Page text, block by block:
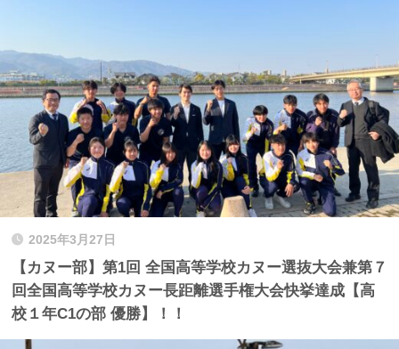
2025年3月27日
【カヌー部】第1回 全国高等学校カヌー選抜大会兼第７
回全国高等学校カヌー長距離選手権大会快挙達成【高
校１年C1の部 優勝】！！